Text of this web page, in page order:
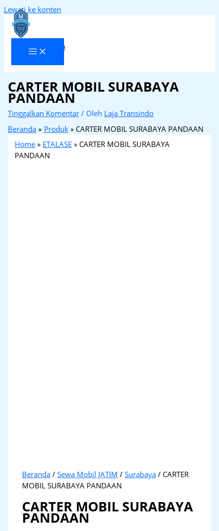
Lewati ke konten
Laja Transindo
CARTER MOBIL SURABAYA
PANDAAN
Tinggalkan Komentar / Oleh Laja Transindo
Beranda
Produk
CARTER MOBIL SURABAYA PANDAAN
Home » ETALASE » CARTER MOBIL SURABAYA
PANDAAN
Beranda /Sewa Mobil JATIM /Surabaya / CARTER
MOBIL SURABAYA PANDAAN
CARTER MOBIL SURABAYA
PANDAAN